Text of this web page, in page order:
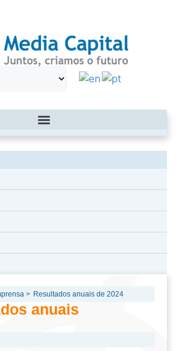
> Resultados anuais de 2024
anuais